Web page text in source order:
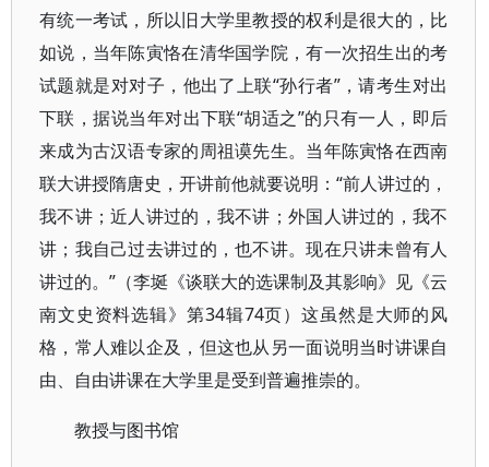
有统一考试，所以旧大学里教授的权利是很大的，比
如说，当年陈寅恪在清华国学院，有一次招生出的考
试题就是对对子，他出了上联“孙行者”，请考生对出
下联，据说当年对出下联“胡适之”的只有一人，即后
来成为古汉语专家的周祖谟先生。当年陈寅恪在西南
联大讲授隋唐史，开讲前他就要说明：“前人讲过的，
我不讲；近人讲过的，我不讲；外国人讲过的，我不
讲；我自己过去讲过的，也不讲。现在只讲未曾有人
讲过的。”（李埏《谈联大的选课制及其影响》见《云
南文史资料选辑》第34辑74页）这虽然是大师的风
格，常人难以企及，但这也从另一面说明当时讲课自
由、自由讲课在大学里是受到普遍推崇的。
教授与图书馆